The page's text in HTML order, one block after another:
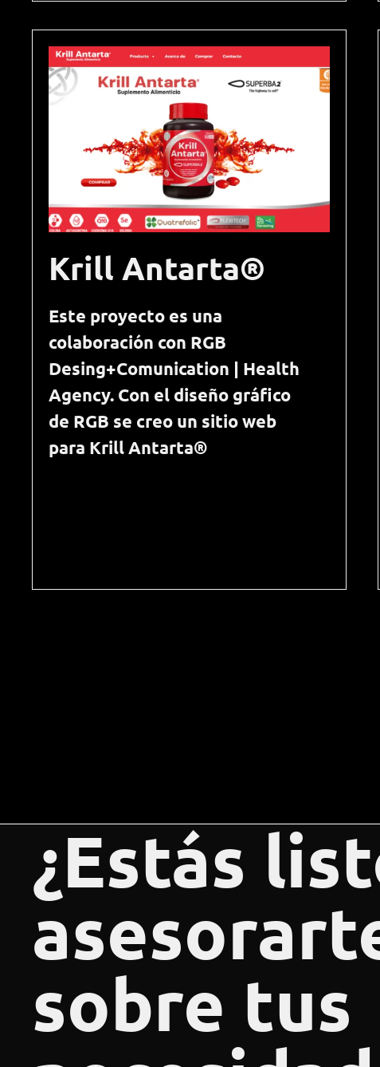
Krill Antarta®
Este proyecto es una
colaboración con RGB
Desing+Comunication | Health
Agency. Con el diseño gráfico
de RGB se creo un sitio web
para Krill Antarta®
¿Estás
sobre tus